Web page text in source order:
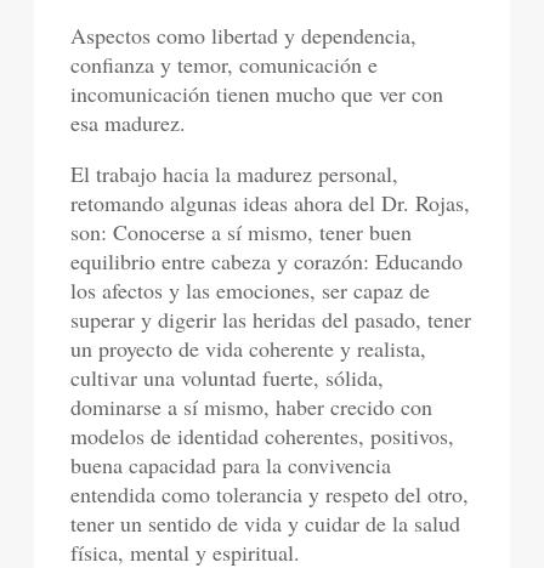
Aspectos como libertad y dependencia,
confianza y temor, comunicación e
incomunicación tienen mucho que ver con
esa madurez.
El trabajo hacia la madurez personal,
retomando algunas ideas ahora del Dr. Rojas,
son: Conocerse a sí mismo, tener buen
equilibrio entre cabeza y corazón: Educando
los afectos y las emociones, ser capaz de
superar y digerir las heridas del pasado, tener
un proyecto de vida coherente y realista,
cultivar una voluntad fuerte, sólida,
dominarse a sí mismo, haber crecido con
modelos de identidad coherentes, positivos,
buena capacidad para la convivencia
entendida como tolerancia y respeto del otro,
tener un sentido de vida y cuidar de la salud
física, mental y espiritual.